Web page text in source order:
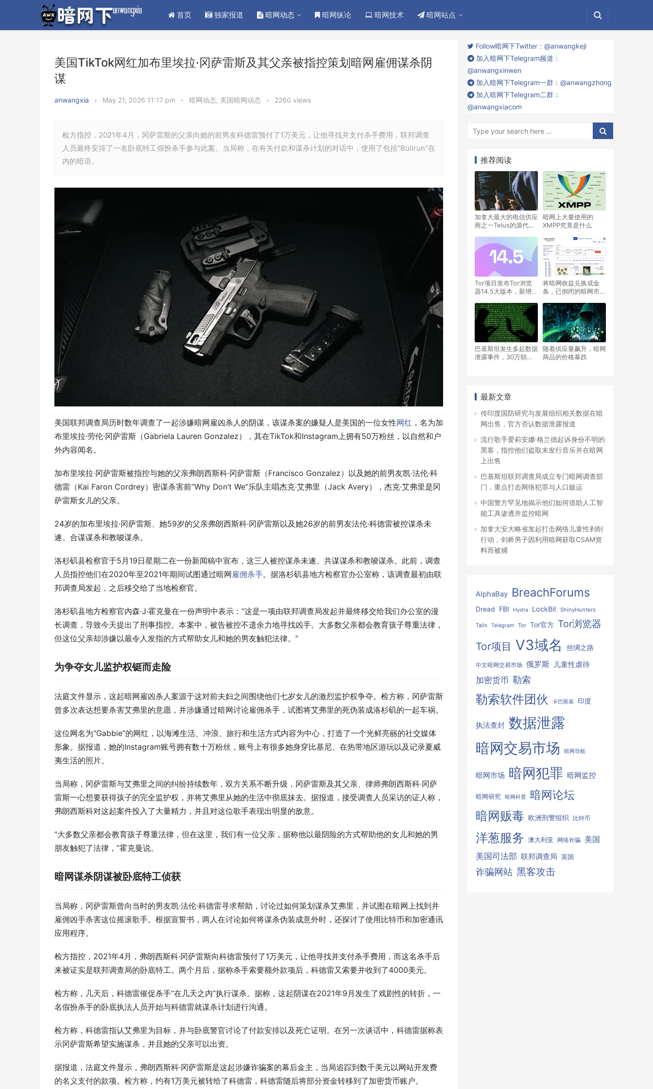
首页 独家报道 暗网动态 暗网纵论 暗网技术 暗网站点
美国TikTok网红加布里埃拉·冈萨雷斯及其父亲被指控策划暗网雇佣谋杀阴
谋
anwangxia • May 21, 2026 11:17 pm • 暗网动态, 美国暗网动态 • 2260 views
检方指控，2021年4月，冈萨雷斯的父亲向她的前男友科德雷预付了1万美元，让他寻找并支付杀手费用，联邦调查
人员最终安排了一名卧底特工假扮杀手参与此案。当局称，在有关付款和谋杀计划的对话中，使用了包括“Bullrun”在
内的暗语。
美国联邦调查局历时数年调查了一起涉嫌暗网雇凶杀人的阴谋，该谋杀案的嫌疑人是美国的一位女性网红 ，名为加
布里埃拉·劳伦·冈萨雷斯（Gabriela Lauren Gonzalez），其在TikTok和Instagram上拥有50万粉丝，以自然和户
外内容闻名。
加布里埃拉·冈萨雷斯被指控与她的父亲弗朗西斯科·冈萨雷斯（Francisco Gonzalez）以及她的前男友凯·法伦·科
德雷（Kai Faron Cordrey）密谋杀害前“Why Don’t We”乐队主唱杰克·艾弗里（Jack Avery），杰克·艾弗里是冈
萨雷斯女儿的父亲。
24岁的加布里埃拉·冈萨雷斯、她59岁的父亲弗朗西斯科·冈萨雷斯以及她26岁的前男友法伦·科德雷被控谋杀未
遂、合谋谋杀和教唆谋杀。
洛杉矶县检察官于5月19日星期二在一份新闻稿中宣布，这三人被控谋杀未遂、共谋谋杀和教唆谋杀。此前，调查
人员指控他们在2020年至2021年期间试图通过暗网雇佣杀手。据洛杉矶县地方检察官办公室称，该调查最初由联
邦调查局发起，之后移交给了当地检察官。
洛杉矶县地方检察官内森·J·霍克曼在一份声明中表示：“这是一项由联邦调查局发起并最终移交给我们办公室的漫
长调查，导致今天提出了刑事指控。本案中，被告被控不遗余力地寻找凶手。大多数父亲都会教育孩子尊重法律，
但这位父亲却涉嫌以最令人发指的方式帮助女儿和她的男友触犯法律。”
为争夺女儿监护权铤而走险
法庭文件显示，这起暗网雇凶杀人案源于这对前夫妇之间围绕他们七岁女儿的激烈监护权争夺。检方称，冈萨雷斯
曾多次表达想要杀害艾弗里的意愿，并涉嫌通过暗网讨论雇佣杀手，试图将艾弗里的死伪装成洛杉矶的一起车祸。
这位网名为“Gabbie”的网红，以海滩生活、冲浪、旅行和生活方式内容为中心，打造了一个光鲜亮丽的社交媒体
形象。据报道，她的Instagram账号拥有数十万粉丝，账号上有很多她身穿比基尼、在热带地区游玩以及记录夏威
夷生活的照片。
当局称，冈萨雷斯与艾弗里之间的纠纷持续数年，双方关系不断升级，冈萨雷斯及其父亲、律师弗朗西斯科·冈萨
雷斯一心想要获得孩子的完全监护权，并将艾弗里从她的生活中彻底抹去。据报道，接受调查人员采访的证人称，
弗朗西斯科对这起案件投入了大量精力，并且对这位歌手表现出明显的敌意。
“大多数父亲都会教育孩子尊重法律，但在这里，我们有一位父亲，据称他以最阴险的方式帮助他的女儿和她的男
朋友触犯了法律，”霍克曼说。
暗网谋杀阴谋被卧底特工侦获
当局称，冈萨雷斯曾向当时的男友凯·法伦·科德雷寻求帮助，讨论过如何策划谋杀艾弗里，并试图在暗网上找到并
雇佣凶手杀害这位摇滚歌手。根据宣誓书，两人在讨论如何将谋杀伪装成意外时，还探讨了使用比特币和加密通讯
应用程序。
检方指控，2021年4月，弗朗西斯科·冈萨雷斯向科德雷预付了1万美元，让他寻找并支付杀手费用，而这名杀手后
来被证实是联邦调查局的卧底特工。两个月后，据称杀手索要额外款项后，科德雷又索要并收到了4000美元。
检方称，几天后，科德雷催促杀手“在几天之内”执行谋杀。据称，这起阴谋在2021年9月发生了戏剧性的转折，一
名假扮杀手的卧底执法人员开始与科德雷就谋杀计划进行沟通。
检方称，科德雷指认艾弗里为目标，并与卧底警官讨论了付款安排以及死亡证明。在另一次谈话中，科德雷据称表
示冈萨雷斯希望实施谋杀，并且她的父亲可以出资。
据报道，法庭文件显示，弗朗西斯科·冈萨雷斯是这起涉嫌诈骗案的幕后金主，当局追踪到数千美元以网站开发费
的名义支付的款项。检方称，约有1万美元被转给了科德雷，科德雷随后将部分资金转移到了加密货币账户。
Follow暗网下Twitter：@anwangkeji
加入暗网下Telegram频道：
@anwangxinwen
加入暗网下Telegram一群：@anwangzhong
加入暗网下Telegram二群：
@anwangxiacom
推荐阅读
加拿大最大的电信供应
商之一Telus的源代码
上出售，Telus表示正
在调查
暗网上大量使用的
XMPP究竟是什么
Tor项目发布Tor浏览
器14.5大版本，新增
种语言支持
将暗网收益兑换成金
条，已倒闭的暗网市场
管理员在美国被控12
项洗钱罪名
巴基斯坦发生多起数据
泄露事件，30万朝圣
随着供应量飙升，暗网
商品的价格暴跌
最新文章
传印度国防研究与发展组织相关数据在暗
网出售，官方否认数据泄露报道
流行歌手爱莉安娜·格兰德起诉身份不明的
黑客，指控他们盗取未发行音乐并在暗网
上出售
巴基斯坦联邦调查局成立专门暗网调查部
门，重点打击网络犯罪与人口贩运
中国警方罕见地揭示他们如何借助人工智
能工具渗透并监控暗网
加拿大安大略省发起打击网络儿童性剥削
行动，剑桥男子因利用暗网获取CSAM资
料而被捕
AlphaBay BreachForums
Dread FBI Hydra LockBit ShinyHunters
Tails Telegram Tor Tor官方 Tor浏览器
Tor项目 V3域名 丝绸之路
中文暗网交易市场 俄罗斯 儿童性虐待
加密货币 勒索
勒索软件团伙 卡巴斯基 印度
执法查封 数据泄露
暗网交易市场
暗网导航
暗网市场 暗网犯罪 暗网监控
暗网研究 暗网科普 暗网论坛
暗网贩毒 欧洲刑警组织 比特币
洋葱服务 澳大利亚 网络诈骗 美国
美国司法部 联邦调查局 英国
诈骗网站 黑客攻击